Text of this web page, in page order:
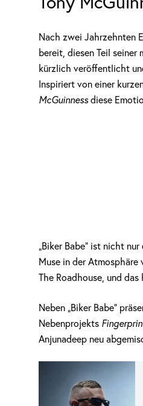
Nach zwei Jahrzehnten
bereit, diesen Teil seiner
kürzlich veröffentlicht
Inspiriert von einer
McGuinnessdiese
„Biker Babe“ ist nicht
Muse in der Atmosphäre
The Roadhouse, und
Neben „Biker Babe“
Nebenprojekts
Anjunadeep neu